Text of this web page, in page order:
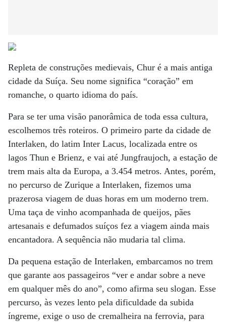
Repleta de construções medievais, Chur é a mais antiga
cidade da Suíça. Seu nome significa “coração” em
romanche, o quarto idioma do país.
Para se ter uma visão panorâmica de toda essa cultura,
escolhemos três roteiros. O primeiro parte da cidade de
Interlaken, do latim Inter Lacus, localizada entre os
lagos Thun e Brienz, e vai até Jungfraujoch, a estação de
trem mais alta da Europa, a 3.454 metros. Antes, porém,
no percurso de Zurique a Interlaken, fizemos uma
prazerosa viagem de duas horas em um moderno trem.
Uma taça de vinho acompanhada de queijos, pães
artesanais e defumados suíços fez a viagem ainda mais
encantadora. A sequência não mudaria tal clima.
Da pequena estação de Interlaken, embarcamos no trem
que garante aos passageiros “ver e andar sobre a neve
em qualquer mês do ano”, como afirma seu slogan. Esse
percurso, às vezes lento pela dificuldade da subida
íngreme, exige o uso de cremalheira na ferrovia, para